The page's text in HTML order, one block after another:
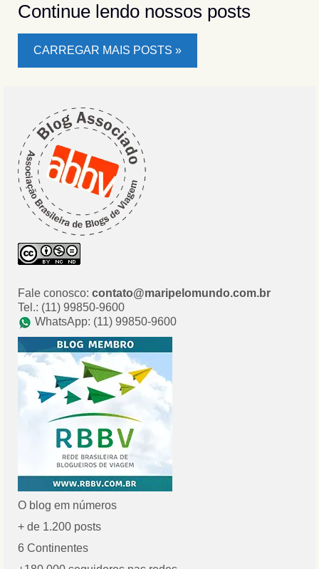
Continue lendo nossos posts
CARREGAR MAIS POSTS »
Fale conosco: contato@maripelomundo.com.br
Tel.: (11) 99850-9600
WhatsApp: (11) 99850-9600
O blog em números
+ de 1.200 posts
6 Continentes